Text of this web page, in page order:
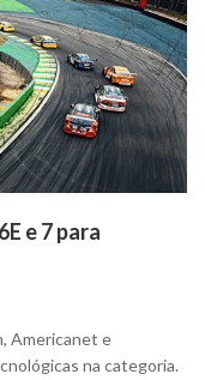
e 7 para
Americanet e
na categoria.